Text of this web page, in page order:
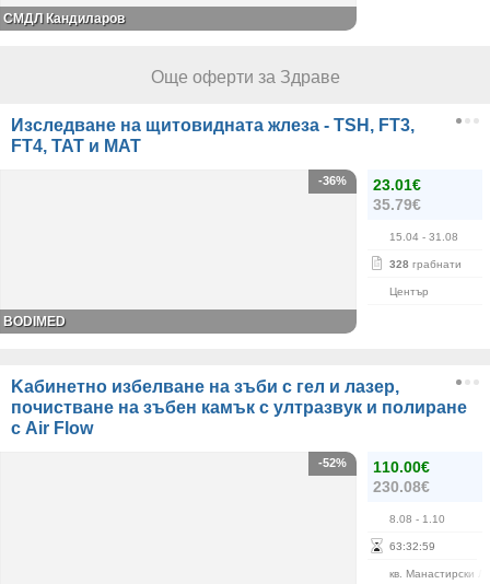
СМДЛ Кандиларов
Още оферти за Здраве
Изследване на щитовидната жлеза - TSH, FT3,
FT4, ТАТ и МАТ
23.01€
35.79€
15.04 - 31.08
328 грабнати
Център
-36%
BODIMED
Kабинетно избелване на зъби с гел и лазер,
почистване на зъбен камък с ултразвук и полиране
с Air Flow
110.00€
230.08€
8.08 - 1.10
63:32:59
кв. Манастирски
-52%